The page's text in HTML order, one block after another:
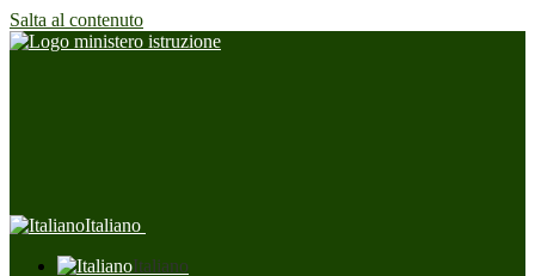
Salta al contenuto
Italiano
Italiano